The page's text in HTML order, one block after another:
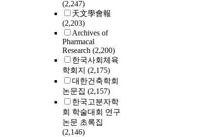
(2,247)
天文學會報
(2,203)
Archives of
Pharmacal
Research (2,200)
한국사회체육
학회지 (2,175)
대한건축학회
논문집 (2,157)
한국고분자학
회 학술대회 연구
논문 초록집
(2,146)